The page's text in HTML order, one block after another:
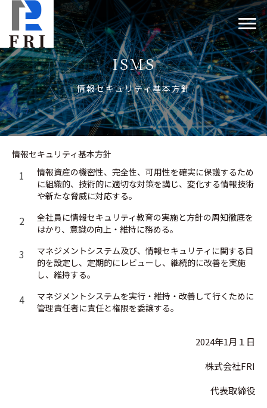
ISMS
情報セキュリティ基本方針
情報セキュリティ基本方針
1
情報資産の機密性、完全性、可用性を確実に保護するため
に組織的、技術的に適切な対策を講じ、変化する情報技術
や新たな脅威に対応する。
2
全社員に情報セキュリティ教育の実施と方針の周知徹底を
はかり、意識の向上・維持に務める。
3
マネジメントシステム及び、情報セキュリティに関する目
的を設定し、定期的にレビューし、継続的に改善を実施
し、維持する。
4
マネジメントシステムを実行・維持・改善して行くために
管理責任者に責任と権限を委譲する。
2024年1月１日
株式会社FRI
代表取締役